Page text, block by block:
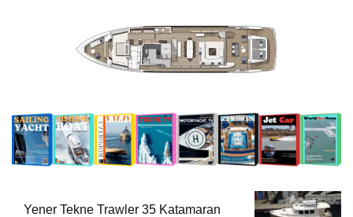
Yener Tekne Trawler 35 Katamaran